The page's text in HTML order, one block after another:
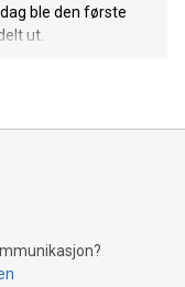
ble den første
ut.